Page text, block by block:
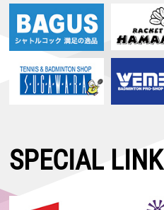
SPECIAL LINK